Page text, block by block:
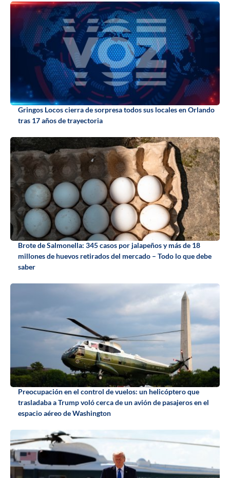
Gringos Locos cierra de sorpresa todos sus locales en Orlando
tras 17 años de trayectoria
Brote de Salmonella: 345 casos por jalapeños y más de 18
millones de huevos retirados del mercado – Todo lo que debe
saber
Preocupación en el control de vuelos: un helicóptero que
trasladaba a Trump voló cerca de un avión de pasajeros en el
espacio aéreo de Washington